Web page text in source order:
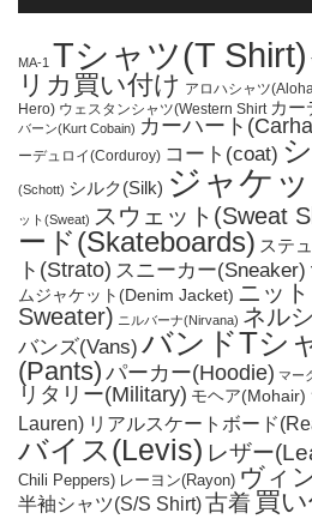
MA-1 Tシャツ(T Shirt)
リカ買い付け アロハシャツ
Hero) ウェスタンシャツ(Western Shirt カー
バーン(Kurt Cobain) カーハート
ーデュロイ(Corduroy) コート(coat)
(Schott) シルク(Silk) ジャケ
ット(Sweat) スウェット(Sweat
ード(Skateboards) ステ
ト(Strato) スニーカー(Sneaker)
ムジャケット(Denim Jacket) ニッ
Sweater) ニルバーナ(Nirvana) ネル
バンズ(Vans) バンドTシ
(Pants)パーカー(Hoodie) マー
リタリー(Military) モヘア(Mohair)
Lauren) リアルスケートボード
バイス(Levis) レザー
Chili Peppers) レーヨン(Rayon) ヴィ
半袖シャツ(S/S Shirt)古着 買